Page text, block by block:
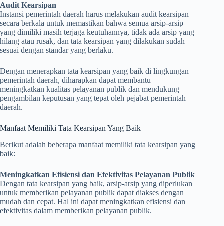
Audit Kearsipan
Instansi pemerintah daerah harus melakukan audit kearsipan
secara berkala untuk memastikan bahwa semua arsip-arsip
yang dimiliki masih terjaga keutuhannya, tidak ada arsip yang
hilang atau rusak, dan tata kearsipan yang dilakukan sudah
sesuai dengan standar yang berlaku.
Dengan menerapkan tata kearsipan yang baik di lingkungan
pemerintah daerah, diharapkan dapat membantu
meningkatkan kualitas pelayanan publik dan mendukung
pengambilan keputusan yang tepat oleh pejabat pemerintah
daerah.
Manfaat Memiliki Tata Kearsipan Yang Baik
Berikut adalah beberapa manfaat memiliki tata kearsipan yang
baik:
Meningkatkan Efisiensi dan Efektivitas Pelayanan Publik
Dengan tata kearsipan yang baik, arsip-arsip yang diperlukan
untuk memberikan pelayanan publik dapat diakses dengan
mudah dan cepat. Hal ini dapat meningkatkan efisiensi dan
efektivitas dalam memberikan pelayanan publik.